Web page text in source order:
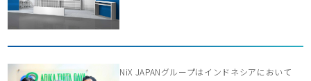
NiX JAPANグループはインドネシアにおいて